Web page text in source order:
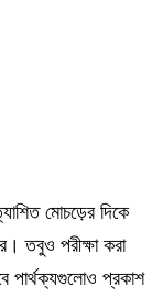
মোচড়ের দিকে
তবুও পরীক্ষা করা
পার্থক্যগুলোও প্রকাশ